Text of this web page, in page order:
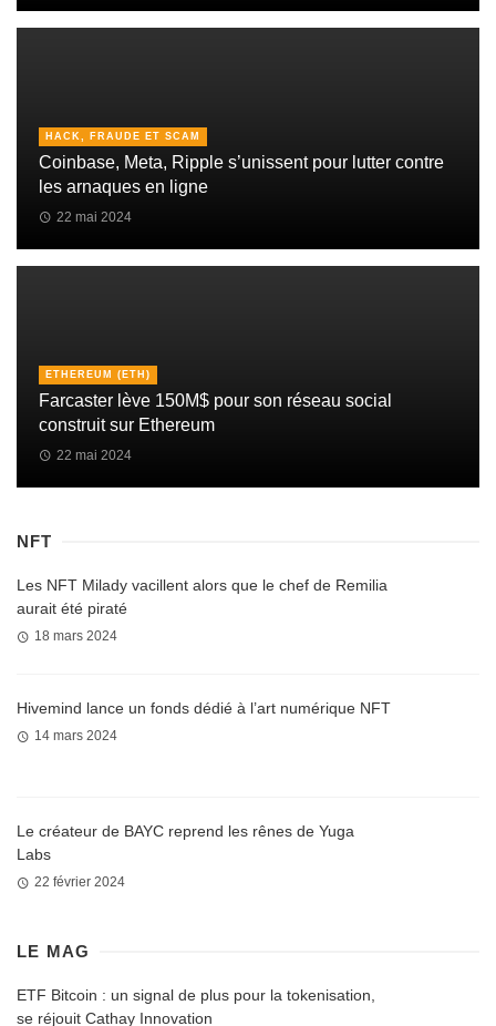
HACK, FRAUDE ET SCAM
Coinbase, Meta, Ripple s’unissent pour lutter contre
les arnaques en ligne
22 mai 2024
ETHEREUM (ETH)
Farcaster lève 150M$ pour son réseau social
construit sur Ethereum
22 mai 2024
NFT
Les NFT Milady vacillent alors que le chef de Remilia
aurait été piraté
18 mars 2024
Hivemind lance un fonds dédié à l’art numérique NFT
14 mars 2024
Le créateur de BAYC reprend les rênes de Yuga
Labs
22 février 2024
LE MAG
ETF Bitcoin : un signal de plus pour la tokenisation,
se réjouit Cathay Innovation